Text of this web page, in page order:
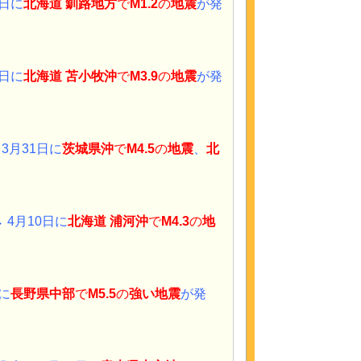
に北海道 釧路地方でM1.2の地震が発
に北海道 苫小牧沖でM3.9の地震が発
月31日に茨城県沖でM4.5の地震、 北
4月10日に北海道 浦河沖でM4.3の地
長野県中部でM5.5の強い地震が発